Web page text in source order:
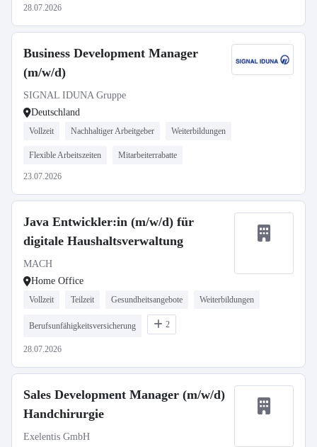
28.07.2026
Business Development Manager
(m/w/d)
SIGNAL IDUNA Gruppe
Deutschland
Vollzeit Nachhaltiger Arbeitgeber Weiterbildungen
Flexible Arbeitszeiten Mitarbeiterrabatte
23.07.2026
Java Entwickler:in (m/w/d) für
digitale Haushaltsverwaltung
MACH
Home Office
Vollzeit Teilzeit Gesundheitsangebote Weiterbildungen
Berufsunfähigkeitsversicherung 2
28.07.2026
Sales Development Manager (m/w/d)
Handchirurgie
Exelentis GmbH